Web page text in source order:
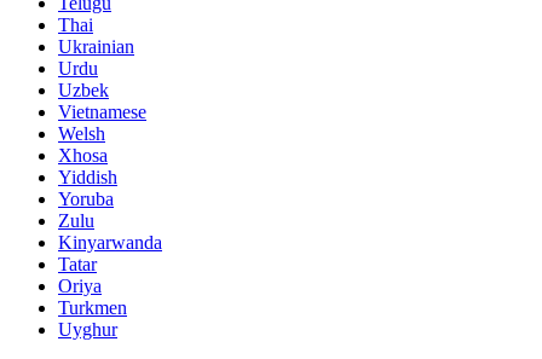
Thai
Ukrainian
Urdu
Uzbek
Vietnamese
Welsh
Xhosa
Yiddish
Yoruba
Zulu
Kinyarwanda
Tatar
Oriya
Turkmen
Uyghur